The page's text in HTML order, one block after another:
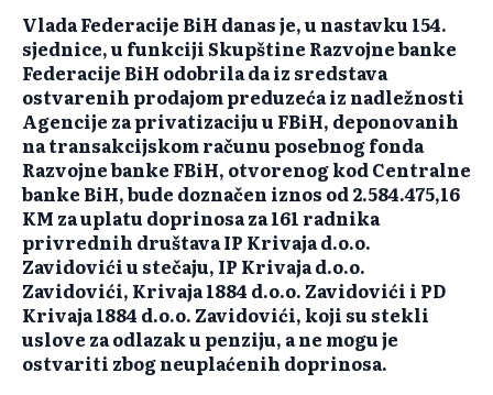
Vlada Federacije BiH danas je, u nastavku 154.
sjednice, u funkciji Skupštine Razvojne banke
Federacije BiH odobrila da iz sredstava
ostvarenih prodajom preduzeća iz nadležnosti
Agencije za privatizaciju u FBiH, deponovanih
na transakcijskom računu posebnog fonda
Razvojne banke FBiH, otvorenog kod Centralne
banke BiH, bude doznačen iznos od 2.584.475,16
KM za uplatu doprinosa za 161 radnika
privrednih društava IP Krivaja d.o.o.
Zavidovići u stečaju, IP Krivaja d.o.o.
Zavidovići, Krivaja 1884 d.o.o. Zavidovići i PD
Krivaja 1884 d.o.o. Zavidovići, koji su stekli
uslove za odlazak u penziju, a ne mogu je
ostvariti zbog neuplaćenih doprinosa.